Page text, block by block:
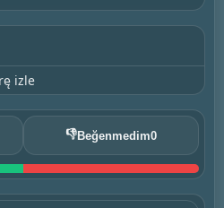
👎Beğenmedim0